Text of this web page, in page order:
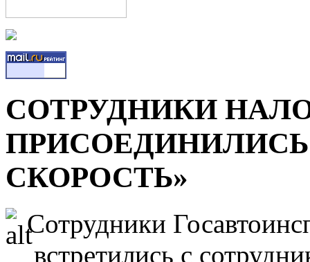
СОТРУДНИКИ
СКОРОСТЬ»
Сотрудники
встретились с